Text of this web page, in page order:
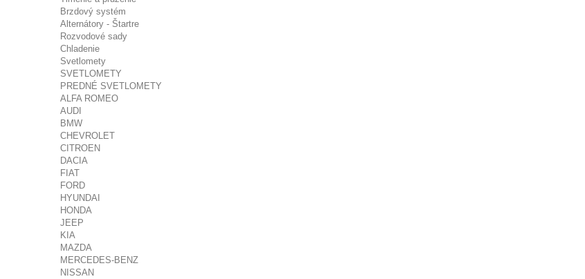
Brzdový systém
Alternátory - Štartre
Rozvodové sady
Chladenie
Svetlomety
SVETLOMETY
PREDNÉ SVETLOMETY
ALFA ROMEO
AUDI
BMW
CHEVROLET
CITROEN
DACIA
FIAT
FORD
HYUNDAI
HONDA
JEEP
KIA
MAZDA
MERCEDES-BENZ
NISSAN